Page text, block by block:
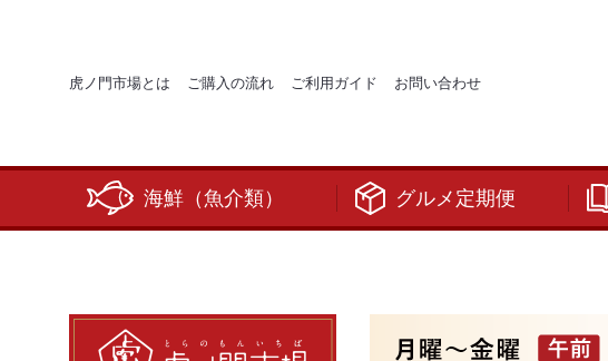
虎ノ門市場とは ご購入の流れ ご利用ガイド お問い合わせ
海鮮（魚介類） グルメ定期便